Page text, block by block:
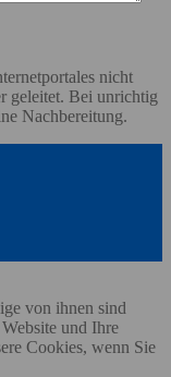
nicht
geleitet. Bei unrichtig
Nachbereitung.
von ihnen sind
und Ihre
Cookies, wenn Sie